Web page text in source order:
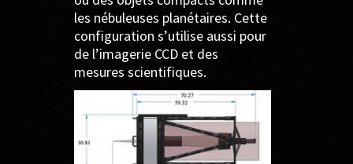
les nébuleuses planétaires. Cette
configuration s’utilise aussi pour
de l’imagerie CCD et des
mesures scientifiques.